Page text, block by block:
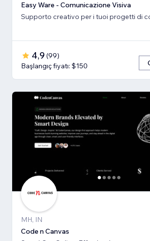
Easy Ware - Comunicazione Visiva
Supporto creativo per i tuoi progetti di
4,9 (99)
Başlangıç fiyatı: $150
MH, IN
Code n Canvas